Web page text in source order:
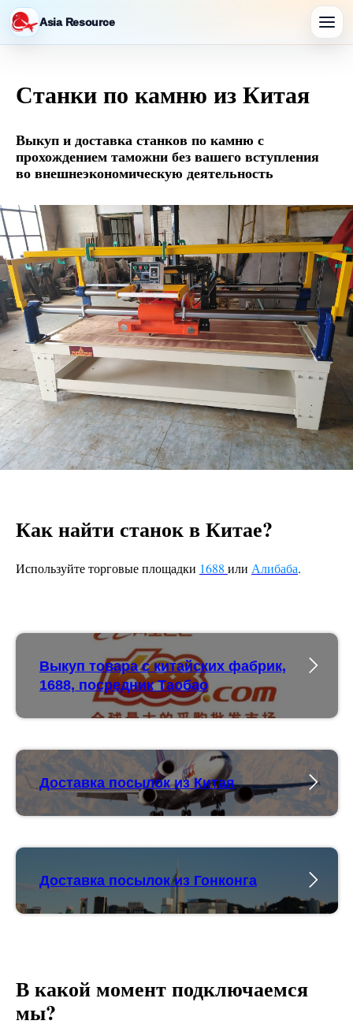
Asia Resource
Станки по камню из Китая
Выкуп и доставка станков по камню с
прохождением таможни без вашего вступления
во внешнеэкономическую деятельность
Как найти станок в Китае?
Используйте торговые площадки 1688 или Алибаба.
Выкуп товара с китайских фабрик,
1688, посредник Таобао
Доставка посылок из Китая
Доставка посылок из Гонконга
В какой момент подключаемся
мы?